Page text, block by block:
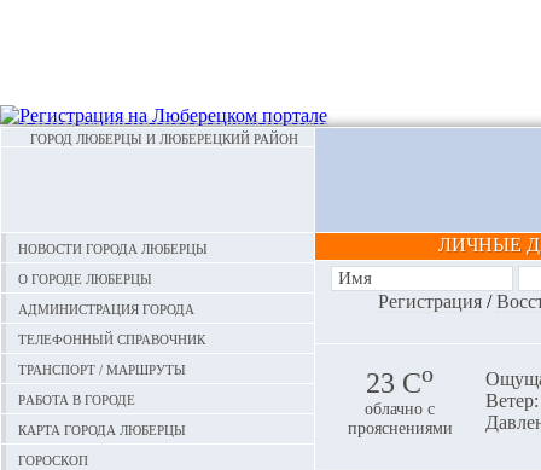
ГОРОД ЛЮБЕРЦЫ И ЛЮБЕРЕЦКИЙ РАЙОН
Новости города Люберцы
О городе Люберцы
Администрация города
Телефонный справочник
Транспорт / маршруты
Работа в городе
Карта города Люберцы
Гороскоп
ЛИЧНЫЕ
Регистрация/
23 Сo
облачно с
прояснениями